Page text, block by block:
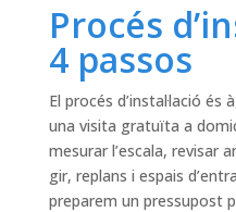
Procés
4 passos
El procés d’instal·lació
una visita gratuïta a
mesurar l’escala, revisar
gir, replans i espais
preparem un pressupost